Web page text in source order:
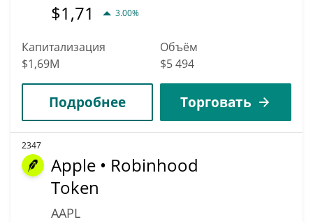
$1,71 3.00%
Капитализация
$1,69M
Объём
$5 494
Подробнее Торговать
2347
Apple • Robinhood
Token
AAPL